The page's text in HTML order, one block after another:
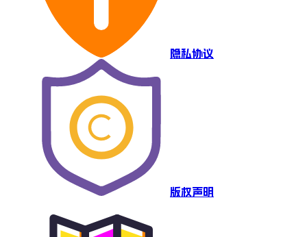
隐私协议
版权声明